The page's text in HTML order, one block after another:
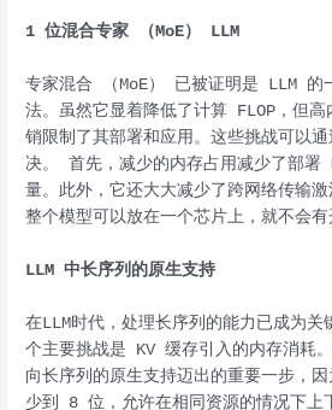
1 位混合专家 （MoE） LLM
专家混合 （MoE） 已被证明是 LLM 的
法。虽然它显着降低了计算 FLOP，但
销限制了其部署和应用。这些挑战可以
决。 首先，减少的内存占用减少了部署
量。此外，它还大大减少了跨网络传输
整个模型可以放在一个芯片上，就不会有
LLM 中长序列的原生支持
在LLM时代，处理长序列的能力已成为
个主要挑战是 KV 缓存引入的内存消
向长序列的原生支持迈出的重要一步，
少到 8 位，允许在相同资源的情况下上